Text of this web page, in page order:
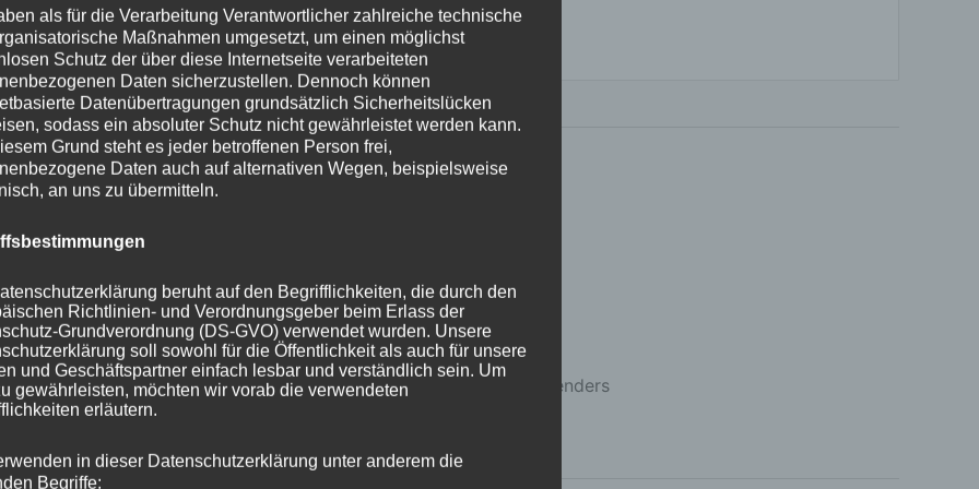
Daten
Spanngurt mit Klemmschloss
m
Gurtband: Polyester
Verschluss: Verzinktes Eisen
Tragfähigkeit / Zugkraft (LC): 130 kg
(STF): nicht genormt / abhängig von der Handkraft des Anwenders
−40 °C bis +50 °C
als für die Verarbeitung Verantwortlicher zahlreiche technische
Maßnahmen umgesetzt, um einen möglichst
Schutz der über diese Internetseite verarbeiteten
Daten sicherzustellen. Dennoch können
Datenübertragungen grundsätzlich Sicherheitslücken
sodass ein absoluter Schutz nicht gewährleistet werden kann.
Grund steht es jeder betroffenen Person frei,
Daten auch auf alternativen Wegen, beispielsweise
an uns zu übermitteln.
beruht auf den Begrifflichkeiten, die durch den
Richtlinien- und Verordnungsgeber beim Erlass der
Grundverordnung (DS-GVO) verwendet wurden. Unsere
soll sowohl für die Öffentlichkeit als auch für unsere
und Geschäftspartner einfach lesbar und verständlich sein. Um
gewährleisten, möchten wir vorab die verwendeten
erläutern.
in dieser Datenschutzerklärung unter anderem die
Begriffe: